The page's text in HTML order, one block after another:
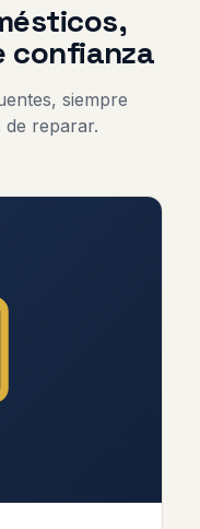
confianza
siempre
de reparar.